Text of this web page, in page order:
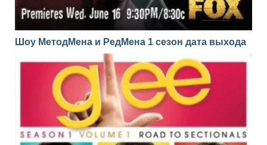
Шоу МетодМена и РедМена 1 сезон дата выхода